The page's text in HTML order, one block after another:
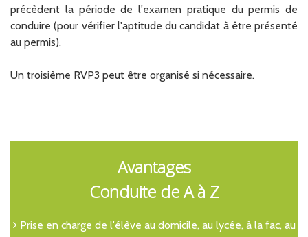
précèdent la période de l'examen pratique du permis de
conduire (pour vérifier l'aptitude du candidat à être présenté
au permis).
Un troisième RVP3 peut être organisé si nécessaire.
Avantages
Conduite de A à Z
Prise en charge de l'élève au domicile, au lycée, à la fac, au